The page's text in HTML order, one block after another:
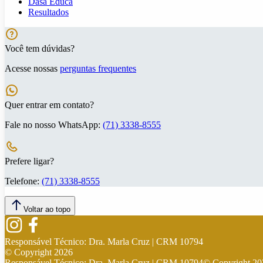
Resultados
Você tem dúvidas?
Acesse nossas perguntas frequentes
Quer entrar em contato?
Fale no nosso WhatsApp: (71) 3338-8555
Prefere ligar?
Telefone: (71) 3338-8555
Voltar ao topo
Responsável Técnico: Dra. Marla Cruz | CRM 10794
© Copyright 2026